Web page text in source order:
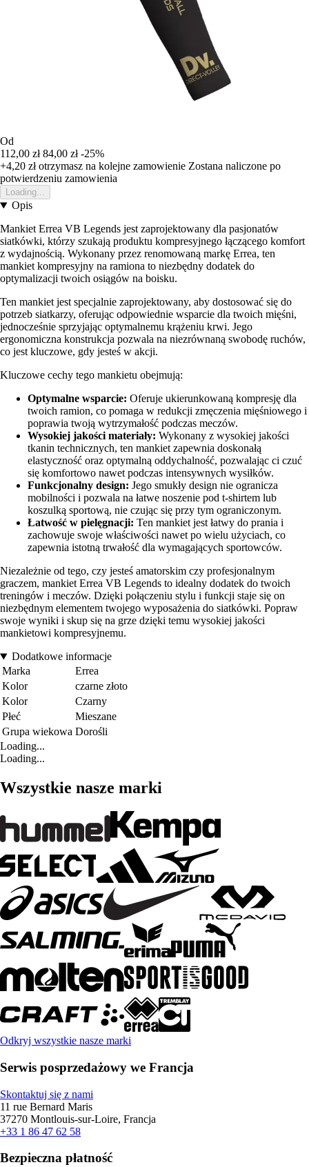
Od
112,00 zł 84,00 zł -25%
+4,20 złotrzymasz na kolejne zamowienie Zostana naliczone po
potwierdzeniu zamowienia
Loading...
Opis
Mankiet Errea VB Legends jest zaprojektowany dla pasjonatów
siatkówki, którzy szukają produktu kompresyjnego łączącego komfort
z wydajnością. Wykonany przez renomowaną markę Errea, ten
mankiet kompresyjny na ramiona to niezbędny dodatek do
optymalizacji twoich osiągów na boisku.
Ten mankiet jest specjalnie zaprojektowany, aby dostosować się do
potrzeb siatkarzy, oferując odpowiednie wsparcie dla twoich mięśni,
jednocześnie sprzyjając optymalnemu krążeniu krwi. Jego
ergonomiczna konstrukcja pozwala na niezrównaną swobodę ruchów,
co jest kluczowe, gdy jesteś w akcji.
Kluczowe cechy tego mankietu obejmują:
Optymalne wsparcie: Oferuje ukierunkowaną kompresję dla
twoich ramion, co pomaga w redukcji zmęczenia mięśniowego i
poprawia twoją wytrzymałość podczas meczów.
Wysokiej jakości materiały: Wykonany z wysokiej jakości
tkanin technicznych, ten mankiet zapewnia doskonałą
elastyczność oraz optymalną oddychalność, pozwalając ci czuć
się komfortowo nawet podczas intensywnych wysiłków.
Funkcjonalny design: Jego smukły design nie ogranicza
mobilności i pozwala na łatwe noszenie pod t-shirtem lub
koszulką sportową, nie czując się przy tym ograniczonym.
Łatwość w pielęgnacji: Ten mankiet jest łatwy do prania i
zachowuje swoje właściwości nawet po wielu użyciach, co
zapewnia istotną trwałość dla wymagających sportowców.
Niezależnie od tego, czy jesteś amatorskim czy profesjonalnym
graczem, mankiet Errea VB Legends to idealny dodatek do twoich
treningów i meczów. Dzięki połączeniu stylu i funkcji staje się on
niezbędnym elementem twojego wyposażenia do siatkówki. Popraw
swoje wyniki i skup się na grze dzięki temu wysokiej jakości
mankietowi kompresyjnemu.
Dodatkowe informacje
Marka
Errea
Kolor
czarne złoto
Kolor
Czarny
Płeć
Mieszane
Grupa wiekowa Dorośli
Loading...
Loading...
Wszystkie nasze marki
Odkryj wszystkie nasze marki
Serwis posprzedażowy we Francja
Skontaktuj się z nami
11 rue Bernard Maris
37270 Montlouis-sur-Loire, Francja
+33 1 86 47 62 58
Bezpieczna płatność